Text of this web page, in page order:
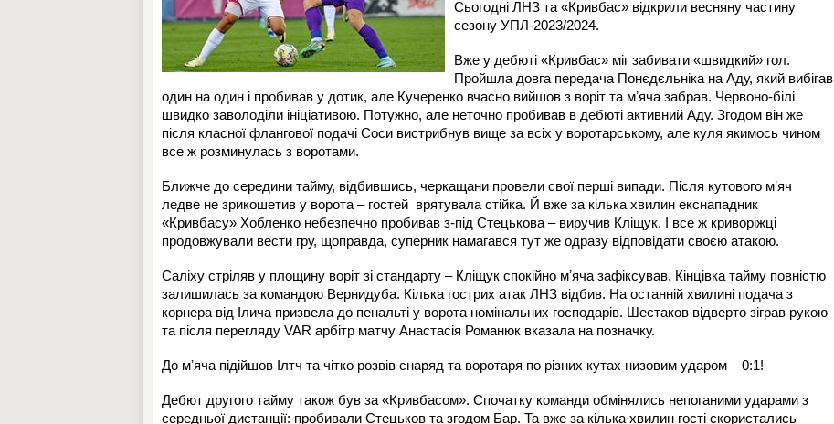
Сьогодні ЛНЗ та «Кривбас» відкрили весняну частину
сезону УПЛ-2023/2024.
Вже у дебюті «Кривбас» міг забивати «швидкий» гол.
Пройшла довга передача Понєдєльніка на Аду, який вибігав
один на один і пробивав у дотик, але Кучеренко вчасно вийшов з воріт та мʼяча забрав. Червоно-білі
швидко заволоділи ініціативою. Потужно, але неточно пробивав в дебюті активний Аду. Згодом він же
після класної флангової подачі Соси вистрибнув вище за всіх у воротарському, але куля якимось чином
все ж розминулась з воротами.
Ближче до середини тайму, відбившись, черкащани провели свої перші випади. Після кутового мʼяч
ледве не зрикошетив у ворота – гостей врятувала стійка. Й вже за кілька хвилин екснападник
«Кривбасу» Хобленко небезпечно пробивав з-під Стецькова – виручив Кліщук. І все ж криворіжці
продовжували вести гру, щоправда, суперник намагався тут же одразу відповідати своєю атакою.
Саліху стріляв у площину воріт зі стандарту – Кліщук спокійно мʼяча зафіксував. Кінцівка тайму повністю
залишилась за командою Вернидуба. Кілька гострих атак ЛНЗ відбив. На останній хвилині подача з
корнера від Ілича призвела до пенальті у ворота номінальних господарів. Шестаков відверто зіграв рукою
та після перегляду VAR арбітр матчу Анастасія Романюк вказала на позначку.
До мʼяча підійшов Ілтч та чітко розвів снаряд та воротаря по різних кутах низовим ударом –0:1!
Дебют другого тайму також був за «Кривбасом». Спочатку команди обмінялись непоганими ударами з
середньої дистанції: пробивали Стецьков та згодом Бар. Та вже за кілька хвилин гості скористались